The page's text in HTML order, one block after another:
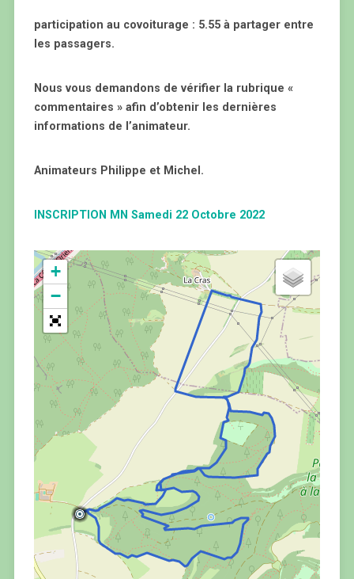
participation au covoiturage : 5.55 à partager entre
les passagers.
Nous vous demandons de vérifier la rubrique «
commentaires » afin d’obtenir les dernières
informations de l’animateur.
Animateurs Philippe et Michel.
INSCRIPTION MN Samedi 22 Octobre 2022
+
−